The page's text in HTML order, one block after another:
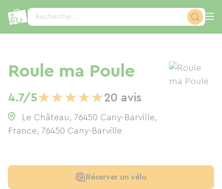
Recherche...
Roule ma Poule
4.7/5★★★★★20 avis
Le Château, 76450 Cany-Barville,
France, 76450 Cany-Barville
Réserver un vélo
Panneau de gestion des cookies